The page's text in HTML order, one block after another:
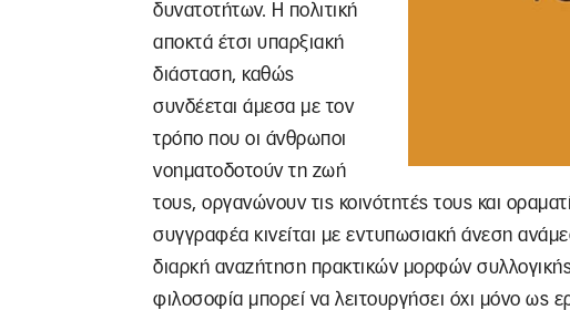
δυνατοτήτων. Η πολιτική
αποκτά έτσι υπαρξιακή
διάσταση, καθώς
συνδέεται άμεσα με τον
τρόπο που οι άνθρωποι
νοηματοδοτούν τη ζωή
τους, οργανώνουν τις κοινότητές τους και
συγγραφέα κινείται με εντυπωσιακή άνεση
διαρκή αναζήτηση πρακτικών μορφών
φιλοσοφία μπορεί να λειτουργήσει όχι μόνο ως